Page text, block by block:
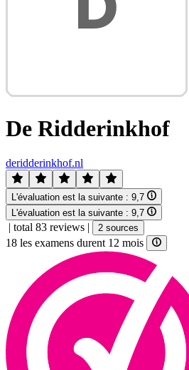
De Ridderinkhof
deridderinkhof.nl
L'évaluation est la suivante : 9,7
L'évaluation est la suivante : 9,7
| total 83 reviews | 2 sources
18 les examens durent 12 mois